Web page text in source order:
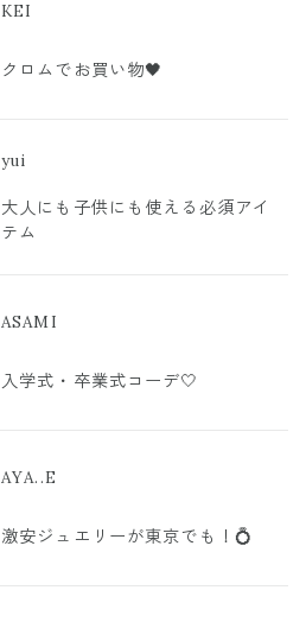
KEI
クロムでお買い物🖤
yui
大人にも子供にも使える必須アイ
テム
ASAMI
入学式・卒業式コーデ🤍
AYA..E
激安ジュエリーが東京でも！💍